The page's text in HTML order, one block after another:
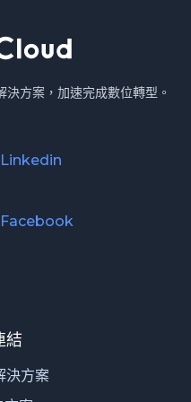
方案，加速完成數位轉型。
Linkedin
Facebook
結
決方案